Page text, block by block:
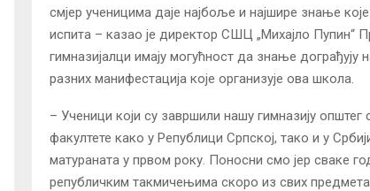
смјер ученицима даје најбоље и најшире знање
испита – казао је директор СШЦ „Михајло Пупин“
гимназијалци имају могућност да знање
разних манифестација које организује ова школа.
– Ученици који су завршили нашу гимназију општег
факултете како у Републици Српској, тако и у
матураната у првом року. Поносни смо јер сваке
републичким такмичењима скоро из свих